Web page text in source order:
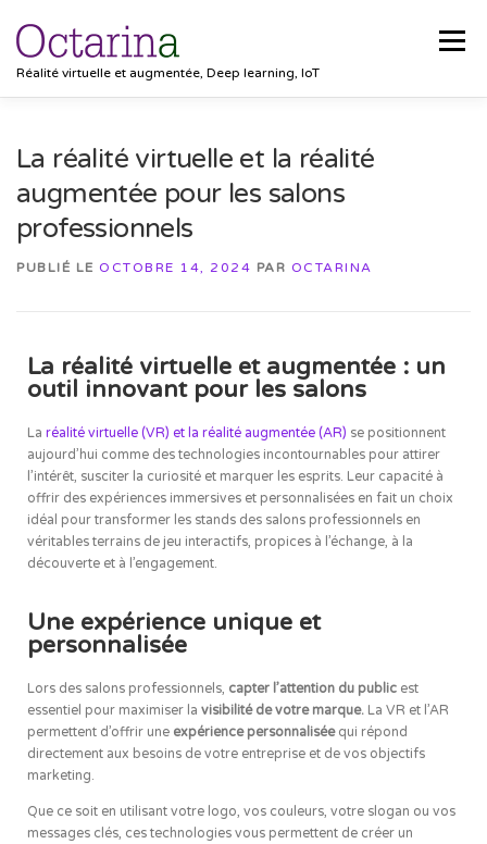
Réalité virtuelle et augmentée, Deep learning, IoT
Menu
POCKET VISION
La réalité virtuelle et la réalité
augmentée pour les salons
professionnels
PUBLIÉ LE OCTOBRE 14, 2024 PAR OCTARINA
La réalité virtuelle et augmentée : un
outil innovant pour les salons
La réalité virtuelle (VR) et la réalité augmentée (AR) se positionnent
aujourd’hui comme des technologies incontournables pour attirer
l’intérêt, susciter la curiosité et marquer les esprits. Leur capacité à
offrir des expériences immersives et personnalisées en fait un choix
idéal pour transformer les stands des salons professionnels en
véritables terrains de jeu interactifs, propices à l’échange, à la
découverte et à l’engagement.
Une expérience unique et
personnalisée
Lors des salons professionnels, capter l’attention du public est
essentiel pour maximiser la visibilité de votre marque. La VR et l’AR
permettent d’offrir une expérience personnaliséequi répond
directement aux besoins de votre entreprise et de vos objectifs
marketing.
Que ce soit en utilisant votre logo, vos couleurs, votre slogan ou vos
messages clés, ces technologies vous permettent de créer un